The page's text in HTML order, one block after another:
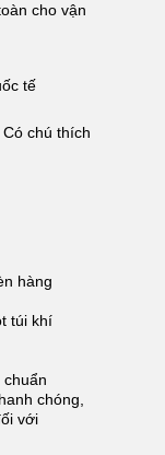
cho vận
tế
chú thích
hàng
túi khí
chóng,
với